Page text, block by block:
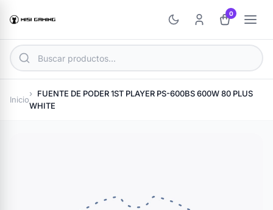
0
Inicio
FUENTE DE PODER 1ST PLAYER PS-600BS 600W 80 PLUS
WHITE